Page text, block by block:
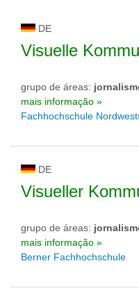
DE
Visuelle
grupo de áreas:
mais informação »
Fachhochschule
DE
Visueller
grupo de áreas:
mais informação »
Berner Fachhochschule